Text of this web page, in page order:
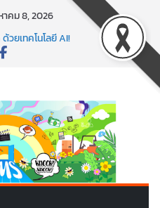
าคม 8, 2026
ยเทคโนโลยี AI!
ลาดมาก!
AI อัปสกิลธุรกิจให้พุ่งทะยาน